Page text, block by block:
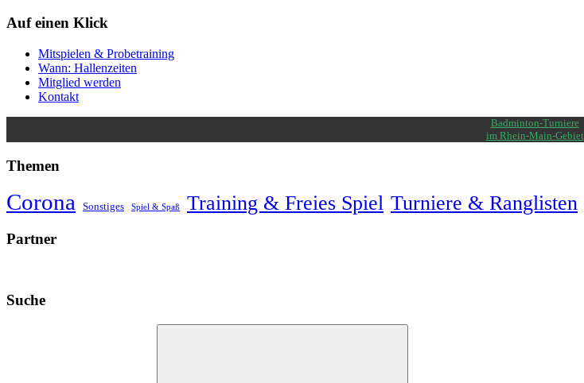
Auf einen Klick
Mitspielen & Probetraining
Wann: Hallenzeiten
Mitglied werden
Kontakt
Badminton-Turniere
im Rhein-Main-Gebiet
Themen
Corona Sonstiges Spiel & Spaß Training & Freies Spiel Turniere & Ranglisten
Partner
Suche